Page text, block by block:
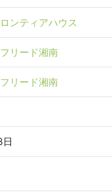
ンティアハウス
リード湘南
リード湘南
日